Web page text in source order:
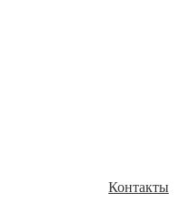
Контакты